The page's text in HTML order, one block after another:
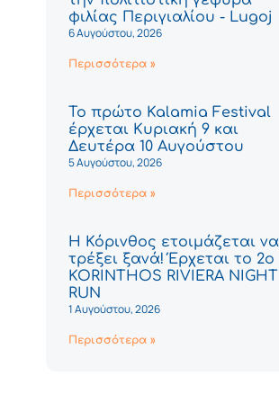
φιλίας Περιγιαλίου - Lugoj
6 Αυγούστου, 2026
Περισσότερα »
Το πρώτο Kalamia Festival
έρχεται Κυριακή 9 και
Δευτέρα 10 Αυγούστου
5 Αυγούστου, 2026
Περισσότερα »
Η Κόρινθος ετοιμάζεται να
τρέξει ξανά! Έρχεται το 2ο
KORINTHOS RIVIERA NIGHT
RUN
1 Αυγούστου, 2026
Περισσότερα »